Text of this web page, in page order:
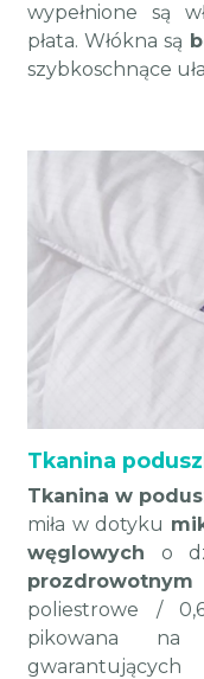
wypełnione są
płata. Włókna są
szybkoschnące
Tkanina
Tkanina w
miła w dotyku
węglowych o
prozdrowotnym
poliestrowe /
pikowana na